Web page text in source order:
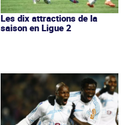
Les dix attractions de la
saison en Ligue 2